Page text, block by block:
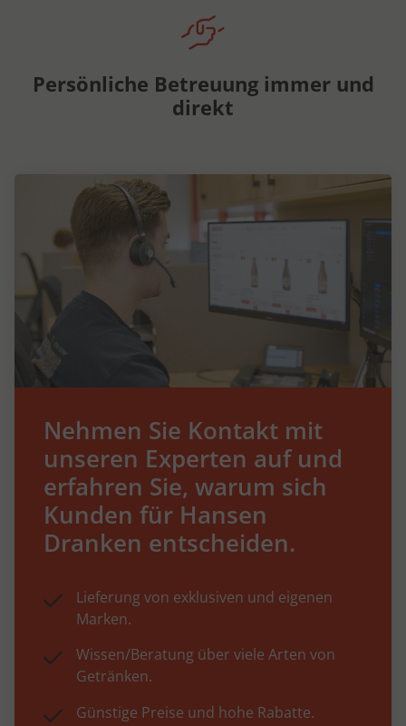
Persönliche Betreuung immer und
direkt
Nehmen Sie Kontakt mit
unseren Experten auf und
erfahren Sie, warum sich
Kunden für Hansen
Dranken entscheiden.
Lieferung von exklusiven und eigenen
Marken.
Wissen/Beratung über viele Arten von
Getränken.
Günstige Preise und hohe Rabatte.